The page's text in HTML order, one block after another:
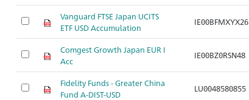
Vanguard FTSE Japan UCITS
ETF USD Accumulation
IE00BFMXYX26
Comgest Growth Japan EUR I
Acc
IE00BZ0RSN48
Fidelity Funds - Greater China
Fund A-DIST-USD
LU0048580855